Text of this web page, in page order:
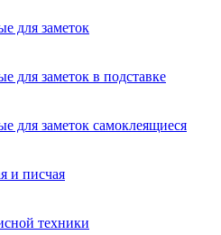
для заметок
для заметок в подставке
для заметок самоклеящиеся
и писчая
техники